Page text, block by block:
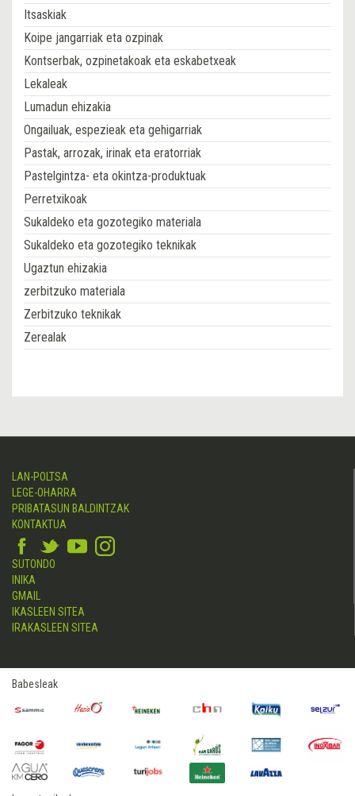
Itsaskiak
Koipe jangarriak eta ozpinak
Kontserbak, ozpinetakoak eta eskabetxeak
Lekaleak
Lumadun ehizakia
Ongailuak, espezieak eta gehigarriak
Pastak, arrozak, irinak eta eratorriak
Pastelgintza- eta okintza-produktuak
Perretxikoak
Sukaldeko eta gozotegiko materiala
Sukaldeko eta gozotegiko teknikak
Ugaztun ehizakia
zerbitzuko materiala
Zerbitzuko teknikak
Zerealak
LAN-POLTSA
LEGE-OHARRA
PRIBATASUN BALDINTZAK
KONTAKTUA
SUTONDO
INIKA
GMAIL
IKASLEEN SITEA
IRAKASLEEN SITEA
Babesleak